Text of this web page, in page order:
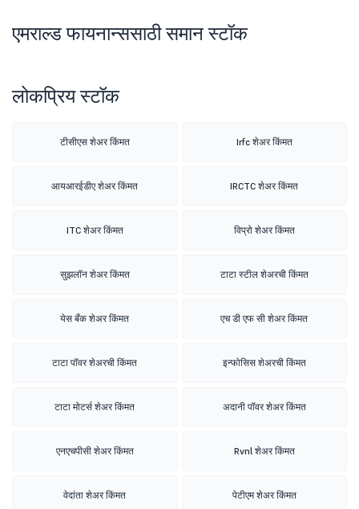
एमराल्ड फायनान्ससाठी समान स्टॉक
लोकप्रिय स्टॉक
टीसीएस शेअर किंमत Irfc शेअर किंमत
आयआरईडीए शेअर किंमत IRCTC शेअर किंमत
ITC शेअर किंमत विप्रो शेअर किंमत
सुझलॉन शेअर किंमत टाटा स्टील शेअरची किंमत
येस बँक शेअर किंमत एच डी एफ सी शेअर किंमत
टाटा पॉवर शेअरची किंमत इन्फोसिस शेअरची किंमत
टाटा मोटर्स शेअर किंमत अदानी पॉवर शेअर किंमत
एनएचपीसी शेअर किंमत Rvnl शेअर किंमत
वेदांता शेअर किंमत पेटीएम शेअर किंमत